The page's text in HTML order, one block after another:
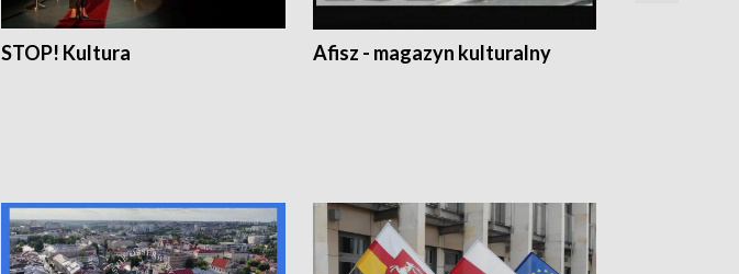
STOP! Kultura Afisz - magazyn kulturalny